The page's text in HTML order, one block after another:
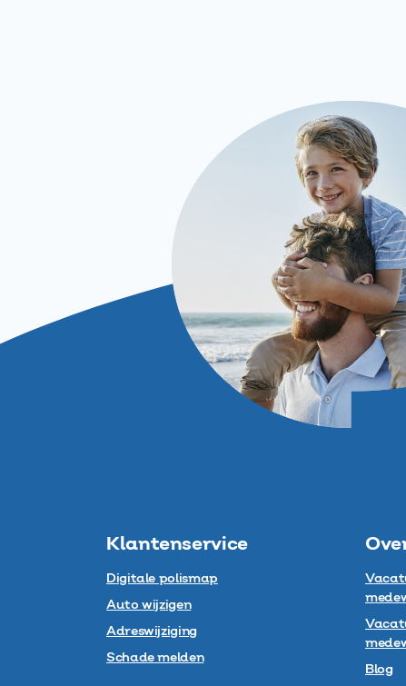
Klantenservice
Digitale polismap
Auto wijzigen
Adreswijziging
Schade melden
Blog